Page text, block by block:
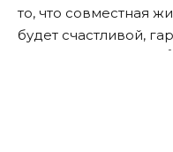
то, что совместная
будет счастливой,